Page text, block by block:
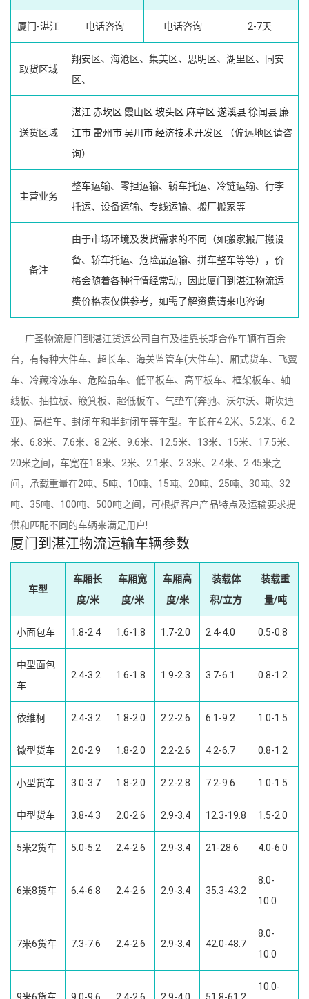
厦门-湛江 电话咨询 电话咨询 2-7天
取货区域
翔安区、海沧区、集美区、思明区、湖里区、同安
区、
送货区域
湛江 赤坎区 霞山区 坡头区 麻章区 遂溪县徐闻县 廉
江市 雷州市吴川市经济技术开发区 （偏远地区请咨
询）
主营业务
整车运输、零担运输、轿车托运、冷链运输、行李
托运、设备运输、专线运输、搬厂搬家等
备注
由于市场环境及发货需求的不同（如搬家搬厂搬设
备、轿车托运、危险品运输、拼车整车等等），价
格会随着各种行情经常动，因此厦门到湛江物流运
费价格表仅供参考，如需了解资费请来电咨询
广圣物流厦门到湛江货运公司自有及挂靠长期合作车辆有百余
台，有特种大件车、超长车、海关监管车(大件车)、厢式货车、飞翼
车、冷藏冷冻车、危险品车、低平板车、高平板车、框架板车、轴
线板、抽拉板、簸箕板、超低板车、气垫车(奔驰、沃尔沃、斯坎迪
亚)、高栏车、封闭车和半封闭车等车型。车长在4.2米、5.2米、6.2
米、6.8米、7.6米、8.2米、9.6米、12.5米、13米、15米、17.5米、
20米之间，车宽在1.8米、2米、2.1米、2.3米、2.4米、2.45米之
间，承载重量在2吨、5吨、10吨、15吨、20吨、25吨、30吨、32
吨、35吨、100吨、500吨之间，可根据客户产品特点及运输要求提
供和匹配不同的车辆来满足用户!
厦门到湛江物流运输车辆参数
车型
车厢长
度/米
车厢宽
度/米
车厢高
度/米
装载体
积/立方
装载重
量/吨
小面包车 1.8-2.4 1.6-1.8 1.7-2.0 2.4-4.0 0.5-0.8
中型面包
车
2.4-3.2 1.6-1.8 1.9-2.3 3.7-6.1 0.8-1.2
依维柯 2.4-3.2 1.8-2.0 2.2-2.6 6.1-9.2 1.0-1.5
微型货车 2.0-2.9 1.8-2.0 2.2-2.6 4.2-6.7 0.8-1.2
小型货车 3.0-3.7 1.8-2.0 2.2-2.8 7.2-9.6 1.0-1.5
中型货车 3.8-4.3 2.0-2.6 2.9-3.4 12.3-19.8 1.5-2.0
5米2货车 5.0-5.2 2.4-2.6 2.9-3.4 21-28.6 4.0-6.0
6米8货车 6.4-6.8 2.4-2.6 2.9-3.4 35.3-43.2
8.0-
10.0
7米6货车 7.3-7.6 2.4-2.6 2.9-3.4 42.0-48.7
8.0-
10.0
9米6货车 9.0-9.6 2.4-2.6 2.9-4.0 51.8-61.2
10.0-